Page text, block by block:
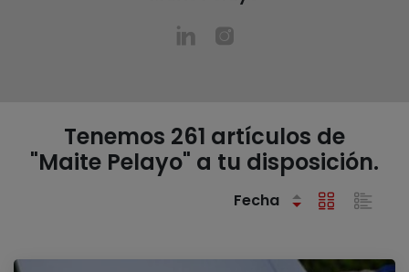
Tenemos 261 artículos de
"Maite Pelayo" a tu disposición.
Fecha